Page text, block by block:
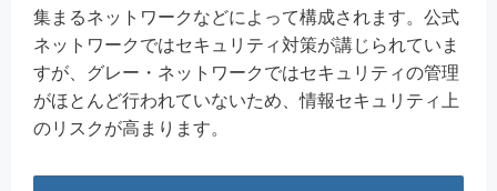
集まるネットワークなどによって構成されます。公式
ネットワークではセキュリティ対策が講じられていま
すが、グレー・ネットワークではセキュリティの管理
がほとんど行われていないため、情報セキュリティ上
のリスクが高まります。